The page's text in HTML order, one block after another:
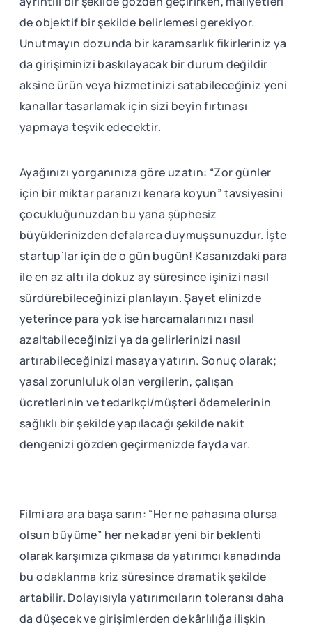
de objektif bir şekilde belirlemesi gerekiyor.
Unutmayın dozunda bir karamsarlık fikirleriniz ya
da girişiminizi baskılayacak bir durum değildir
aksine ürün veya hizmetinizi satabileceğiniz yeni
kanallar tasarlamak için sizi beyin fırtınası
yapmaya teşvik edecektir.
Ayağınızı yorganınıza göre uzatın: “Zor günler
için bir miktar paranızı kenara koyun” tavsiyesini
çocukluğunuzdan bu yana şüphesiz
büyüklerinizden defalarca duymuşsunuzdur. İşte
startup’lar için de o gün bugün! Kasanızdaki para
ile en az altı ila dokuz ay süresince işinizi nasıl
sürdürebileceğinizi planlayın. Şayet elinizde
yeterince para yok ise harcamalarınızı nasıl
azaltabileceğinizi ya da gelirlerinizi nasıl
artırabileceğinizi masaya yatırın. Sonuç olarak;
yasal zorunluluk olan vergilerin, çalışan
ücretlerinin ve tedarikçi/müşteri ödemelerinin
sağlıklı bir şekilde yapılacağı şekilde nakit
dengenizi gözden geçirmenizde fayda var.
Filmi ara ara başa sarın: “Her ne pahasına olursa
olsun büyüme” her ne kadar yeni bir beklenti
olarak karşımıza çıkmasa da yatırımcı kanadında
bu odaklanma kriz süresince dramatik şekilde
artabilir. Dolayısıyla yatırımcıların toleransı daha
da düşecek ve girişimlerden de kârlılığa ilişkin